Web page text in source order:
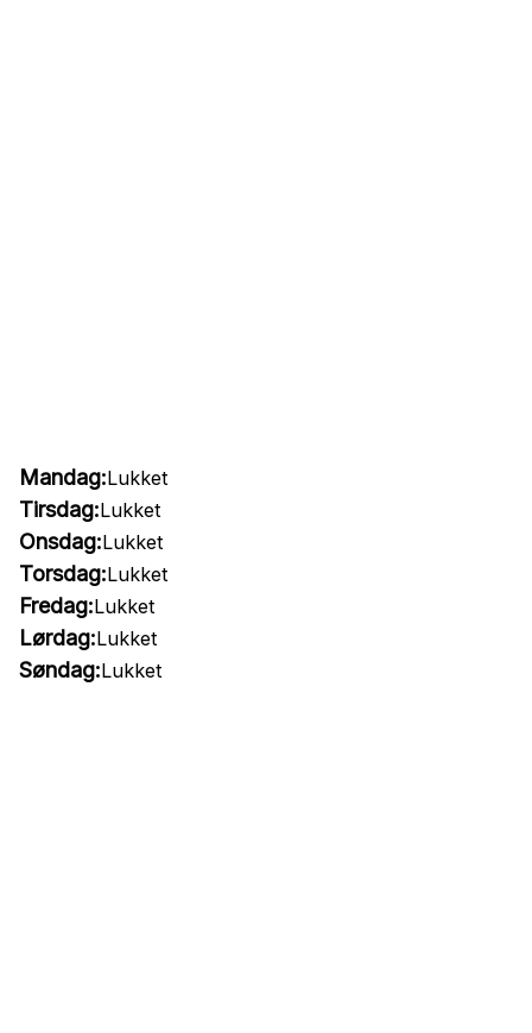
Mandag:Lukket
Tirsdag:Lukket
Onsdag:Lukket
Torsdag:Lukket
Fredag:Lukket
Lørdag:Lukket
Søndag:Lukket